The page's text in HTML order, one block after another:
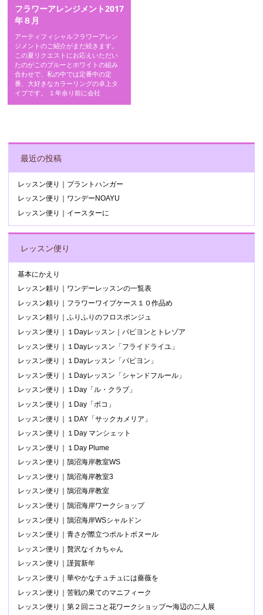
フラワーアレンジメント2017
年８月
アーティフィシャルフラワーアレン
ジメントのご紹介がまだ続きます。
この夏リクエストにお応えいただい
たのがこのブルーとホワイトの組み
合わせで、私の中では定番中の定
番、大好きなカラーリングの卓上タ
イプです。 １年余り前に会社
最近の投稿
レッスン便り｜プラントハンガー
レッスン便り｜ワンデーNOAYU
レッスン便り｜イースターに
レッスン便り
基本にかえり
レッスン頼り｜ワンデーレッスンの一覧表
レッスン頼り｜フラワーワイプケース１０作品め
レッスン頼り｜ふりふりのフロスポンジュ
レッスン便り｜１Dayレッスン｜パピヨンとトレゾア
レッスン便り｜１Dayレッスン「フライドライユ」
レッスン便り｜１Dayレッスン「パピヨン」
レッスン便り｜１Dayレッスン「シャンドフルール」
レッスン便り｜１Day「ル・クラブ」
レッスン便り｜１Day「ポコ」
レッスン便り｜１DAY「サックカメリア」
レッスン便り｜１Day マンシェット
レッスン便り｜１Day Plume
レッスン便り｜鵠沼海岸教室WS
レッスン便り｜鵠沼海岸教室3
レッスン便り｜鵠沼海岸教室
レッスン便り｜鵠沼海岸ワークショップ
レッスン便り｜鵠沼海岸WSシャルドン
レッスン便り｜青さが際立つポルトボヌール
レッスン便り｜贅沢なイカちゃん
レッスン便り｜謹賀新年
レッスン便り｜華やかなチュチュには薔薇を
レッスン便り｜苦戦の果てのマニフィーク
レッスン便り｜第２回ニコと花ワークショップ〜海辺の二人展